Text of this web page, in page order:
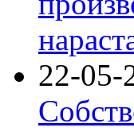
22-05-